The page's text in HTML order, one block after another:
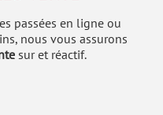
passées en ligne ou
nous vous assurons
sur et réactif.